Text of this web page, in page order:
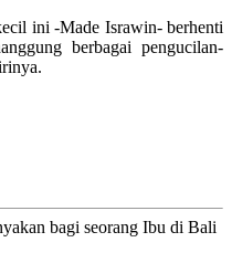
ini -Made Israwin- berhenti
berbagai pengucilan-
bagi seorang Ibu di Bali